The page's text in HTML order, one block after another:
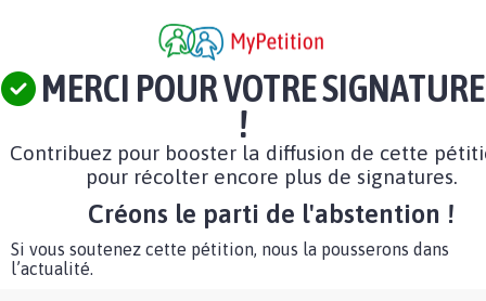
MERCI POUR VOTRE SIGNATURE
!
Contribuez pour booster la diffusion de cette
pour récolter encore plus de signatures.
Créons le parti de l'abstention !
Si vous soutenez cette pétition, nous la pousserons dans
l’actualité.